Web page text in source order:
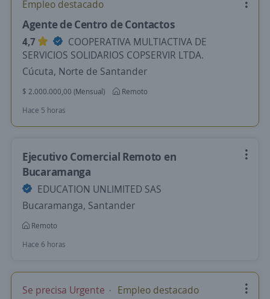
Empleo destacado
Agente de Centro de Contactos
4,7
COOPERATIVA MULTIACTIVA DE
SERVICIOS SOLIDARIOS COPSERVIR LTDA.
Cúcuta, Norte de Santander
$ 2.000.000,00 (Mensual)
Remoto
Hace 5 horas
Ejecutivo Comercial Remoto en
Bucaramanga
EDUCATION UNLIMITED SAS
Bucaramanga, Santander
Remoto
Hace 6 horas
Se precisa Urgente Empleo destacado